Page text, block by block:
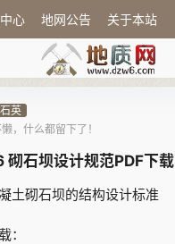
心 地网公告 关于本站
石英
，什么都留下了！
石坝设计规范PDF下载
土砌石坝的结构设计标准
：